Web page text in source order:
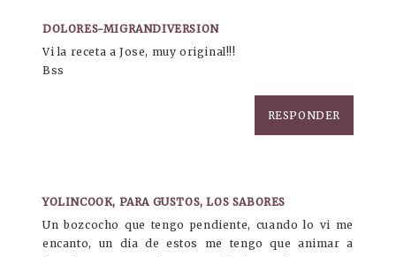
DOLORES-MIGRANDIVERSION
Vi la receta a Jose, muy original!!!
Bss
RESPONDER
YOLINCOOK, PARA GUSTOS, LOS SABORES
Un bozcocho que tengo pendiente, cuando lo vi me
encanto, un dia de estos me tengo que animar a